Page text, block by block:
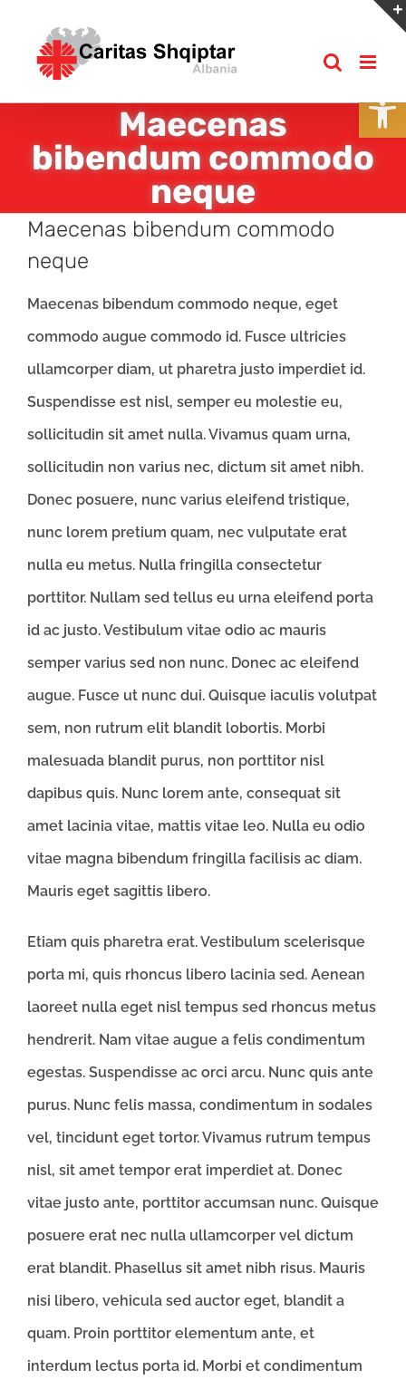
content
Maecenas
bibendum commodo
neque
Maecenas bibendum commodo
neque
Maecenas bibendum commodo neque, eget
commodo augue commodo id. Fusce ultricies
ullamcorper diam, ut pharetra justo imperdiet id.
Suspendisse est nisl, semper eu molestie eu,
sollicitudin sit amet nulla. Vivamus quam urna,
sollicitudin non varius nec, dictum sit amet nibh.
Donec posuere, nunc varius eleifend tristique,
nunc lorem pretium quam, nec vulputate erat
nulla eu metus. Nulla fringilla consectetur
porttitor. Nullam sed tellus eu urna eleifend porta
id ac justo. Vestibulum vitae odio ac mauris
semper varius sed non nunc. Donec ac eleifend
augue. Fusce ut nunc dui. Quisque iaculis volutpat
sem, non rutrum elit blandit lobortis. Morbi
malesuada blandit purus, non porttitor nisl
dapibus quis. Nunc lorem ante, consequat sit
amet lacinia vitae, mattis vitae leo. Nulla eu odio
vitae magna bibendum fringilla facilisis ac diam.
Mauris eget sagittis libero.
Etiam quis pharetra erat. Vestibulum scelerisque
porta mi, quis rhoncus libero lacinia sed. Aenean
laoreet nulla eget nisl tempus sed rhoncus metus
hendrerit. Nam vitae augue a felis condimentum
egestas. Suspendisse ac orci arcu. Nunc quis ante
purus. Nunc felis massa, condimentum in sodales
vel, tincidunt eget tortor. Vivamus rutrum tempus
nisl, sit amet tempor erat imperdiet at. Donec
vitae justo ante, porttitor accumsan nunc. Quisque
posuere erat nec nulla ullamcorper vel dictum
erat blandit. Phasellus sit amet nibh risus. Mauris
nisi libero, vehicula sed auctor eget, blandit a
quam. Proin porttitor elementum ante, et
interdum lectus porta id. Morbi et condimentum